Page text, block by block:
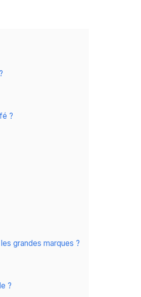
?
grandes marques ?
?